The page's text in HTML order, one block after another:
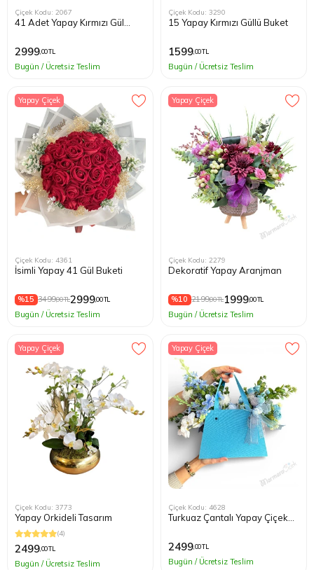
Çiçek Kodu: 2067
41 Adet Yapay Kırmızı Gül
2999,00 TL
Bugün / Ücretsiz Teslim
Çiçek Kodu: 3290
15 Yapay Kırmızı Güllü Buket
1599,00 TL
Bugün / Ücretsiz Teslim
Yapay Çiçek
Çiçek Kodu: 4361
İsimli Yapay 41 Gül Buketi
%15 3499,00 TL2999,00 TL
Bugün / Ücretsiz Teslim
Yapay Çiçek
Çiçek Kodu: 2279
Dekoratif Yapay Aranjman
%10 2199,00 TL1999,00 TL
Bugün / Ücretsiz Teslim
Yapay Çiçek
Çiçek Kodu: 3773
Yapay Orkideli Tasarım
(4)
2499,00 TL
Bugün / Ücretsiz Teslim
Yapay Çiçek
Çiçek Kodu: 4628
Turkuaz Çantalı Yapay Çiçek
2499,00 TL
Bugün / Ücretsiz Teslim
Sarıyer
Şişli